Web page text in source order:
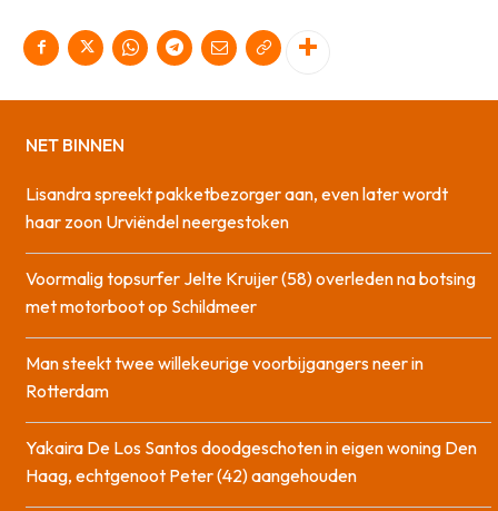
NET BINNEN
Lisandra spreekt pakketbezorger aan, even later wordt
haar zoon Urviëndel neergestoken
Voormalig topsurfer Jelte Kruijer (58) overleden na botsing
met motorboot op Schildmeer
Man steekt twee willekeurige voorbijgangers neer in
Rotterdam
Yakaira De Los Santos doodgeschoten in eigen woning Den
Haag, echtgenoot Peter (42) aangehouden